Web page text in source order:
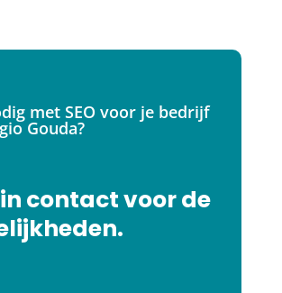
met SEO voor je bedrijf
Gouda?
contact voor de